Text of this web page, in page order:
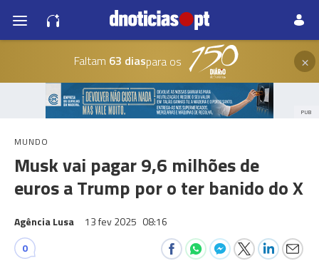
Faltam 63 diaspara os ×
PUB
MUNDO
Musk vai pagar 9,6 milhões de
euros a Trump por o ter banido do X
Agência Lusa 13 fev 2025 08:16
0